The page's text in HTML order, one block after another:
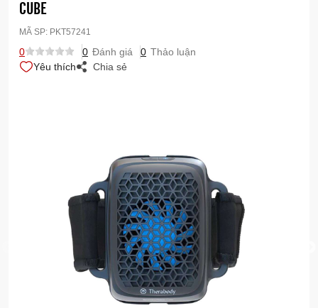
CUBE
MÃ SP: PKT57241
0 0 Đánh giá 0 Thảo luận
Yêu thích
Chia sẻ